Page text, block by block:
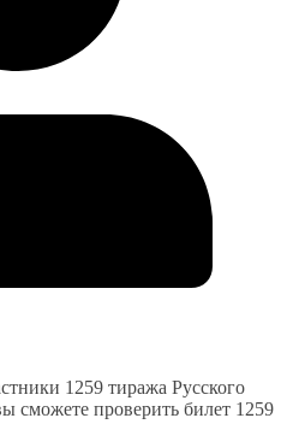
1259 тиража Русского
сможете проверить билет 1259